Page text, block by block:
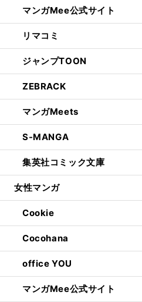
マンガMee公式サイト
リマコミ
ジャンプTOON
ZEBRACK
マンガMeets
S-MANGA
集英社コミック文庫
女性マンガ
Cookie
Cocohana
office YOU
マンガMee公式サイト